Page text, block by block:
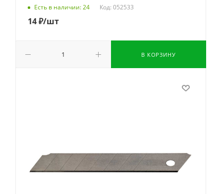
Есть в наличии: 24 Код: 052533
14₽/шт
В КОРЗИНУ